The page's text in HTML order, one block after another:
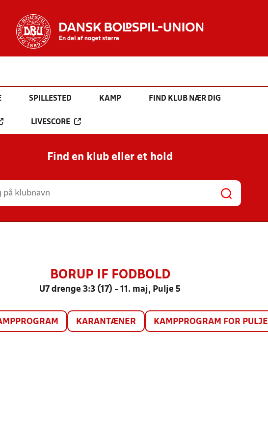
SPILLESTED KAMP FIND KLUB NÆR DIG
LIVESCORE
Find en klub eller et hold
BORUP IF FODBOLD
U7 drenge 3:3 (17) - 11. maj, Pulje 5
KARANTÆNER KAMPPROGRAM FOR PULJE